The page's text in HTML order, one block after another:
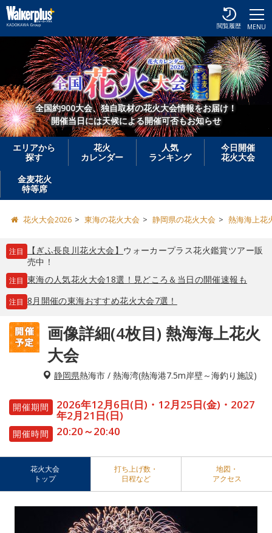
MENU
閲覧履歴
全国約900大会、独自取材の花火大会情報をお届け！
開催当日には天候による開催可否もお知らせ
エリアから
探す
花火
カレンダー
人気
ランキング
今日開催
花火大会
金麦花火
特等席
花火大会2026 東海の花火大会 静岡県の花火大会 熱海海上花
注目 【ぎふ長良川花火大会】 ウォーカープラス花火鑑賞ツアー販
売中！
注目 東海の人気花火大会18選！見どころ＆当日の開催速報も
注目 8月開催の東海おすすめ花火大会7選！
画像詳細(4枚目) 熱海海上花火
大会
静岡県熱海市 / 熱海湾(熱海港7.5m岸壁～海釣り施設)
開催期間 2026年12月6日(日)・12月25日(金)・2027
年2月21日(日)
開催時間 20:20～20:40
花火大会
トップ
打ち上げ数・
日程など
地図・
アクセス